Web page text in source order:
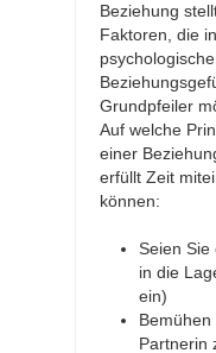
Beziehung
Faktoren, die
Grundpfeiler
Auf welche
einer
erfüllt Zeit
können:
Seien Sie
in die
ein)
Partnerin